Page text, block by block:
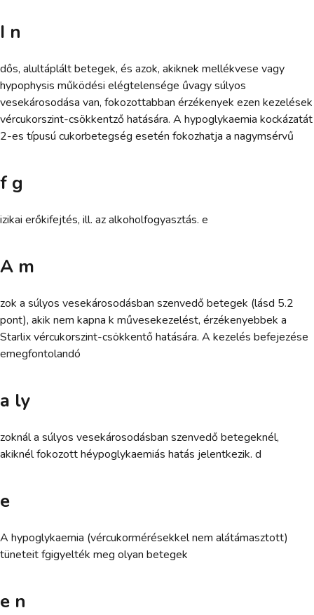
I n
dős, alultáplált betegek, és azok, akiknek mellékvese vagy
hypophysis működési elégtelensége űvagy súlyos
vesekárosodása van, fokozottabban érzékenyek ezen kezelések
vércukorszint-csökkentző hatására. A hypoglykaemia kockázatát
2-es típusú cukorbetegség esetén fokozhatja a nagymsérvű
f g
izikai erőkifejtés, ill. az alkoholfogyasztás. e
A m
zok a súlyos vesekárosodásban szenvedő betegek (lásd 5.2
pont), akik nem kapna k művesekezelést, érzékenyebbek a
Starlix vércukorszint-csökkentő hatására. A kezelés befejezése
emegfontolandó
a ly
zoknál a súlyos vesekárosodásban szenvedő betegeknél,
akiknél fokozott héypoglykaemiás hatás jelentkezik. d
e
A hypoglykaemia (vércukormérésekkel nem alátámasztott)
tüneteit fgigyelték meg olyan betegek
e n